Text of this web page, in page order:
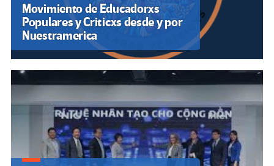
Movimiento de Educadorxs
Populares y Criticxs desde y por
Nuestramerica